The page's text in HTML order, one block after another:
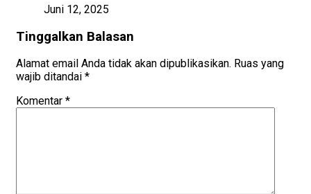
Juni 12, 2025
Tinggalkan Balasan
Alamat email Anda tidak akan dipublikasikan. Ruas yang
wajib ditandai *
Komentar *